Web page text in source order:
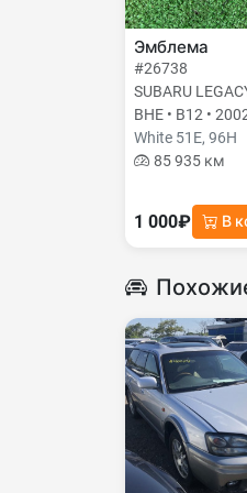
Эмблема
#26738
SUBARU
BHE • B12 •
White 51E, 96H
85 935 км
1 000₽ В